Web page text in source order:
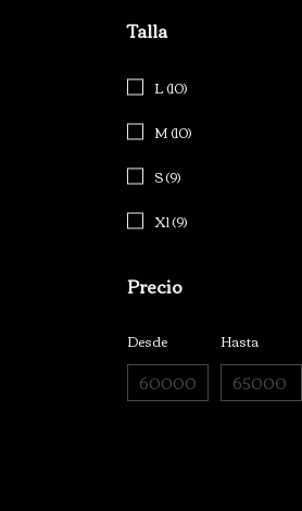
Talla
L (10)
M (10)
S (9)
Xl (9)
Precio
Desde Hasta